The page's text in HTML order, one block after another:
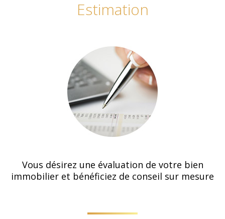
estimation
Vous désirez une évaluation de votre bien
immobilier et bénéficiez de conseil sur mesure